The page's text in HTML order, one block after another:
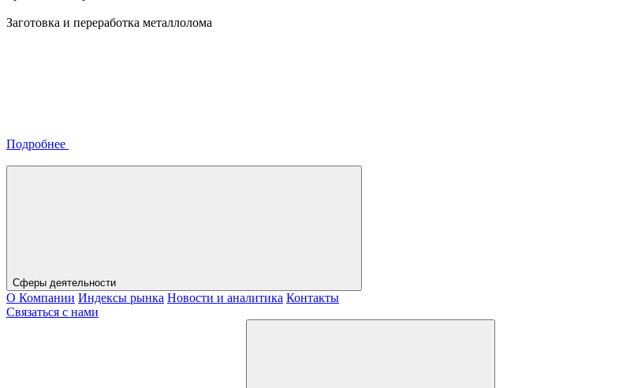
Заготовка и переработка металлолома
Подробнее
Сферы деятельности
О Компании Индексы рынка Новости и аналитика Контакты
Связаться с нами